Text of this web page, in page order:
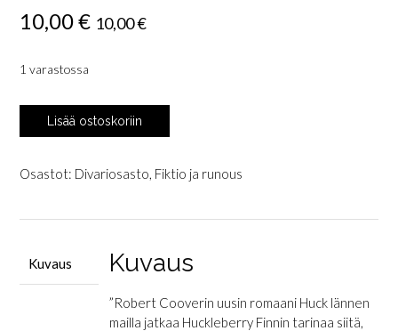
10,00€ 10,00€
1 varastossa
Coover,
Robert:
lännen
Lisää ostoskoriin
Osastot: Divariosasto, Fiktio ja runous
Kuvaus Kuvaus
”Robert Cooverin uusin romaani Huck lännen
mailla jatkaa Huckleberry Finnin tarinaa siitä,